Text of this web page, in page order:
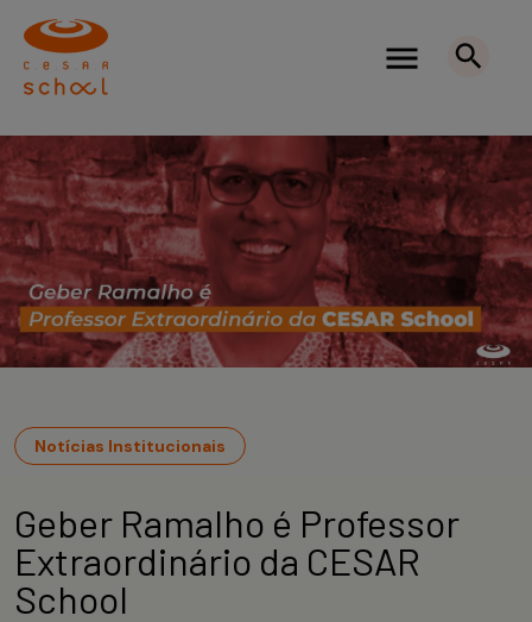
Notícias Institucionais
Geber Ramalho é Professor
Extraordinário da CESAR
School